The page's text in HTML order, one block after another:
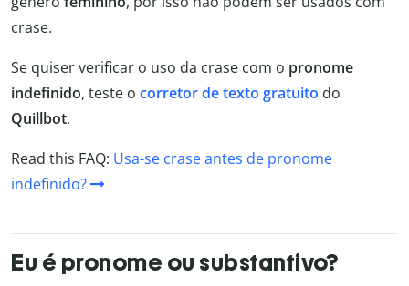
crase.
Se quiser verificar o uso da crase com o pronome
indefinido, teste o corretor de texto gratuito do
Quillbot.
Read this FAQ: Usa-se crase antes de pronome
indefinido?
Eu é pronome ou substantivo?